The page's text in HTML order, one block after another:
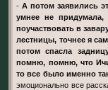
-А потом заявились
умнее не
поучаствовать в
лестницы, точнее я
потом спасла
помню, помню, что
то все было именно
эмоционально все